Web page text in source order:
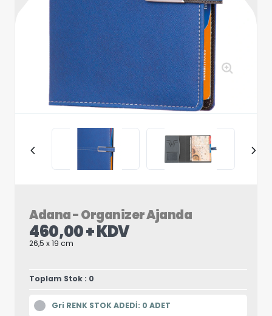
Adana - Organizer Ajanda
460,00 + KDV
26,5 x 19 cm
Toplam Stok : 0
Gri RENK STOK ADEDİ: 0 ADET